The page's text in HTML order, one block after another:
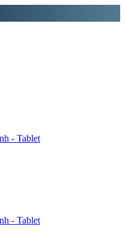
- Tablet
- Tablet